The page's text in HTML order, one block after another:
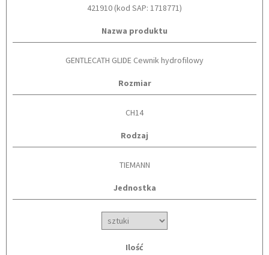
421910 (kod SAP: 1718771)
Nazwa produktu
GENTLECATH GLIDE Cewnik hydrofilowy
Rozmiar
CH14
Rodzaj
TIEMANN
Jednostka
Ilość